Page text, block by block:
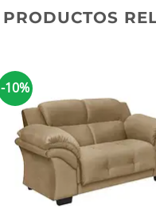
PRODUCTOS
-10%